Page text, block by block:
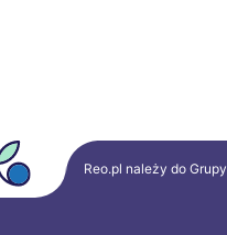
Reo.pl należy do Grupy